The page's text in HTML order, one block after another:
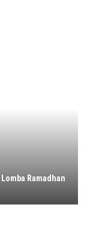
Ramadhan